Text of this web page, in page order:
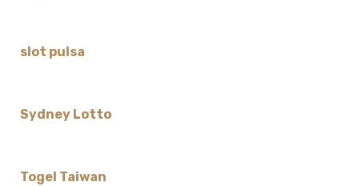
slot pulsa
Sydney Lotto
Togel Taiwan